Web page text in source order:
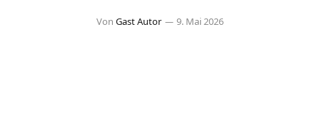
Von Gast Autor 9. Mai 2026